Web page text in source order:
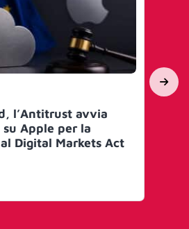
l’Antitrust avvia
su Apple per la
Digital Markets Act